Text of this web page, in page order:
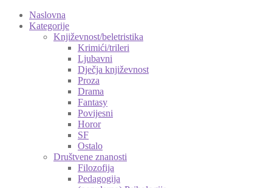
Naslovna
Kategorije
Književnost/beletristika
Krimići/trileri
Ljubavni
Dječja književnost
Proza
Drama
Fantasy
Povijesni
Horor
SF
Ostalo
Društvene znanosti
Filozofija
Pedagogija